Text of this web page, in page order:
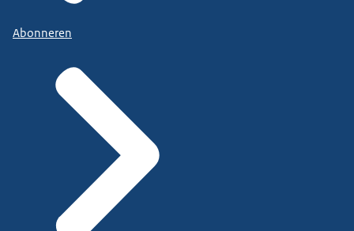
Abonneren